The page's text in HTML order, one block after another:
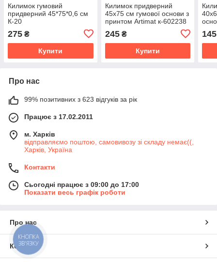
Килимок гумовий
придверний 45*75*0,6 см
К-20
275 ₴
Купити
Килимок придверний
45x75 см гумової основи з
принтом Artimat к-602238
245₴
Купити
145
Про нас
99% позитивних з 623 відгуків за рік
Працює з 17.02.2011
м. Харків
відправляємо поштою, самовивозу зі складу немає((,
Харків, Україна
Контакти
Сьогодні працює з 09:00 до 17:00
Показати весь графік роботи
Про нас
Контакти
КНОПКА
ЗВ'ЯЗКУ